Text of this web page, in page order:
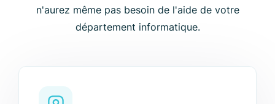
n'aurez même pas besoin de l'aide de votre
département informatique.